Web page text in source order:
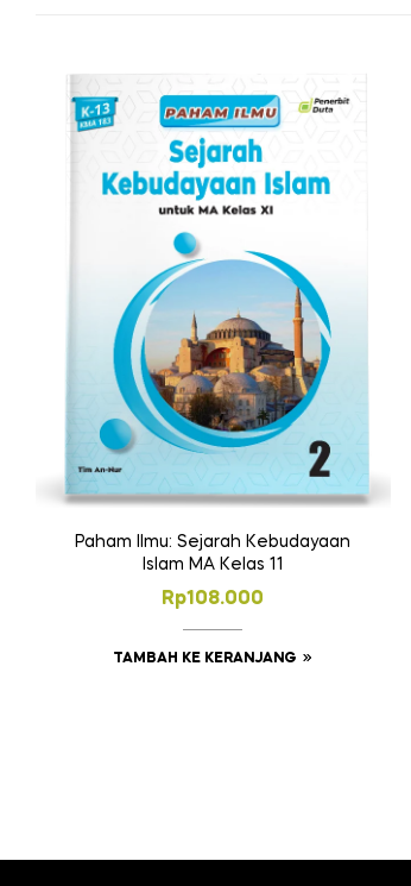
Paham Ilmu: Sejarah Kebudayaan
Islam MA Kelas 11
Rp108.000
TAMBAH KE KERANJANG